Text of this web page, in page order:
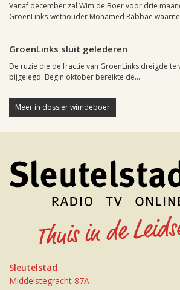
Vanaf december zal Wim de Boer voor drie
GroenLinks-wethouder Mohamed Rabbae
GroenLinks sluit gelederen
De ruzie die de fractie van GroenLinks dreigde te
bijgelegd. Begin oktober bereikte de...
Meer in dossier wimdeboer
Sleutelstad
Middelstegracht 87A